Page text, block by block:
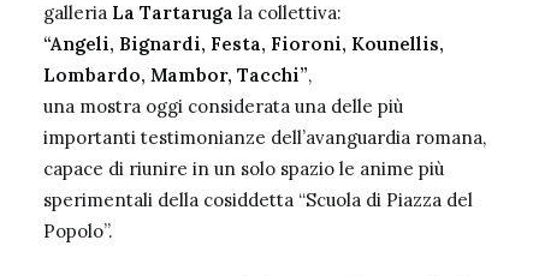
galleria La Tartaruga la collettiva:
“Angeli, Bignardi, Festa, Fioroni, Kounellis,
Lombardo, Mambor, Tacchi”,
una mostra oggi considerata una delle più
importanti testimonianze dell’avanguardia romana,
capace di riunire in un solo spazio le anime più
sperimentali della cosiddetta “Scuola di Piazza del
Popolo”.